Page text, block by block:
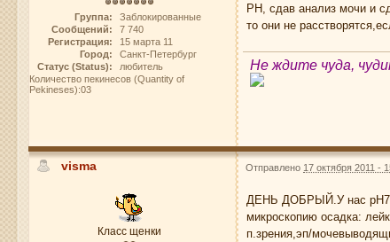
Группа:
Заблокированные
Сообщений:
7 740
Регистрация:
15 марта 11
Город:
Санкт-Петербург
Статус (Status):
любитель
Количество пекинесов (Quantity of
Pekineses):03
РН, сдав анализ мочи и
то они не
Не ждите чуда,
visma
Класс щенки
Отправлено 17 октября 2011 -
ДЕНЬ ДОБРЫЙ.У нас
микроскопию осадка:
п.зрения,эп/